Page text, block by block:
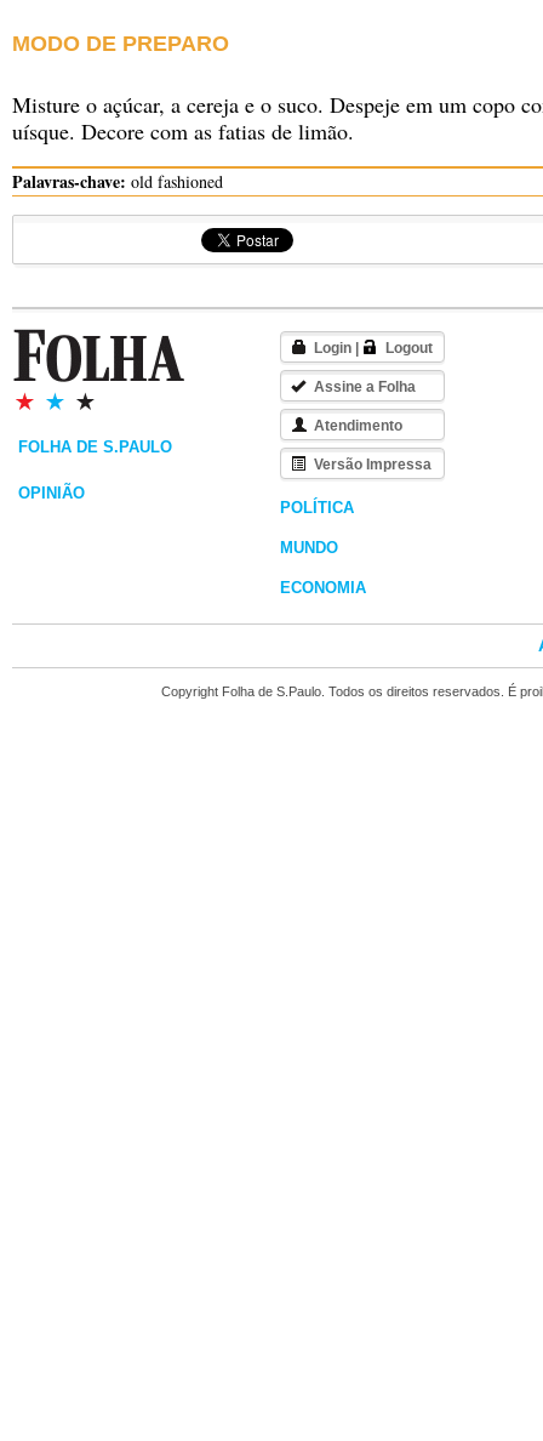
MODO DE PREPARO
Misture o açúcar, a cereja e o suco. Despeje em um copo
uísque. Decore com as fatias de limão.
Palavras-chave: old fashioned
FOLHA DE S.PAULO
OPINIÃO
Login Logout
Assine a Folha
Atendimento
Versão Impressa
POLÍTICA
MUNDO
ECONOMIA
Copyright Folha de S.Paulo. Todos os direitos reservados. É